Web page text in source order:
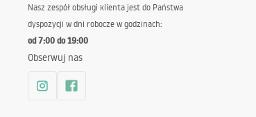
Nasz zespół obsługi klienta jest do Państwa
dyspozycji w dni robocze w godzinach:
od 7:00 do 19:00
Obserwuj nas